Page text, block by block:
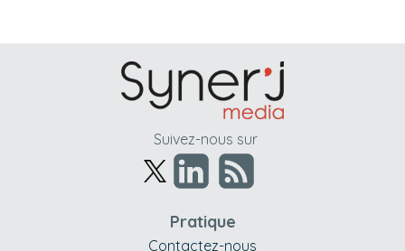
Suivez-nous sur
Pratique
Contactez-nous